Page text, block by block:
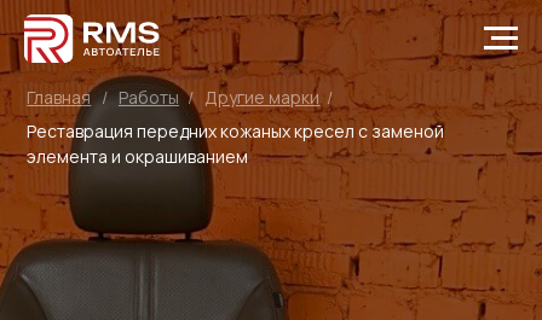
/ /
Работы
Другие марки
Реставрация передних кожаных кресел с заменой
элемента и окрашиванием
Главная